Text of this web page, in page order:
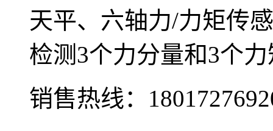
天平、六轴力/力矩传
检测3个力分量和3个
销售热线：